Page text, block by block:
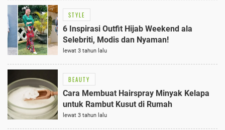
STYLE
6 Inspirasi Outfit Hijab Weekend ala
Selebriti, Modis dan Nyaman!
lewat 3 tahun lalu
BEAUTY
Cara Membuat Hairspray Minyak Kelapa
untuk Rambut Kusut di Rumah
lewat 3 tahun lalu